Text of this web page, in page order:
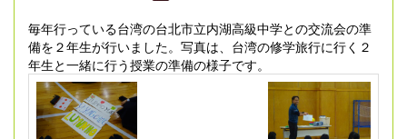
毎年行っている台湾の台北市立内湖高級中学との交流会の準
備を２年生が行いました。写真は、台湾の修学旅行に行く２
年生と一緒に行う授業の準備の様子です。